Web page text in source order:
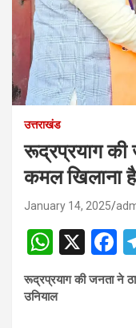
उत्तराखंड
रूद्रप्रयाग की
कमल खिलाना
January 14, 2025
W
h
at
X
F
a
रूद्रप्रयाग की जनता ने
उनियाल